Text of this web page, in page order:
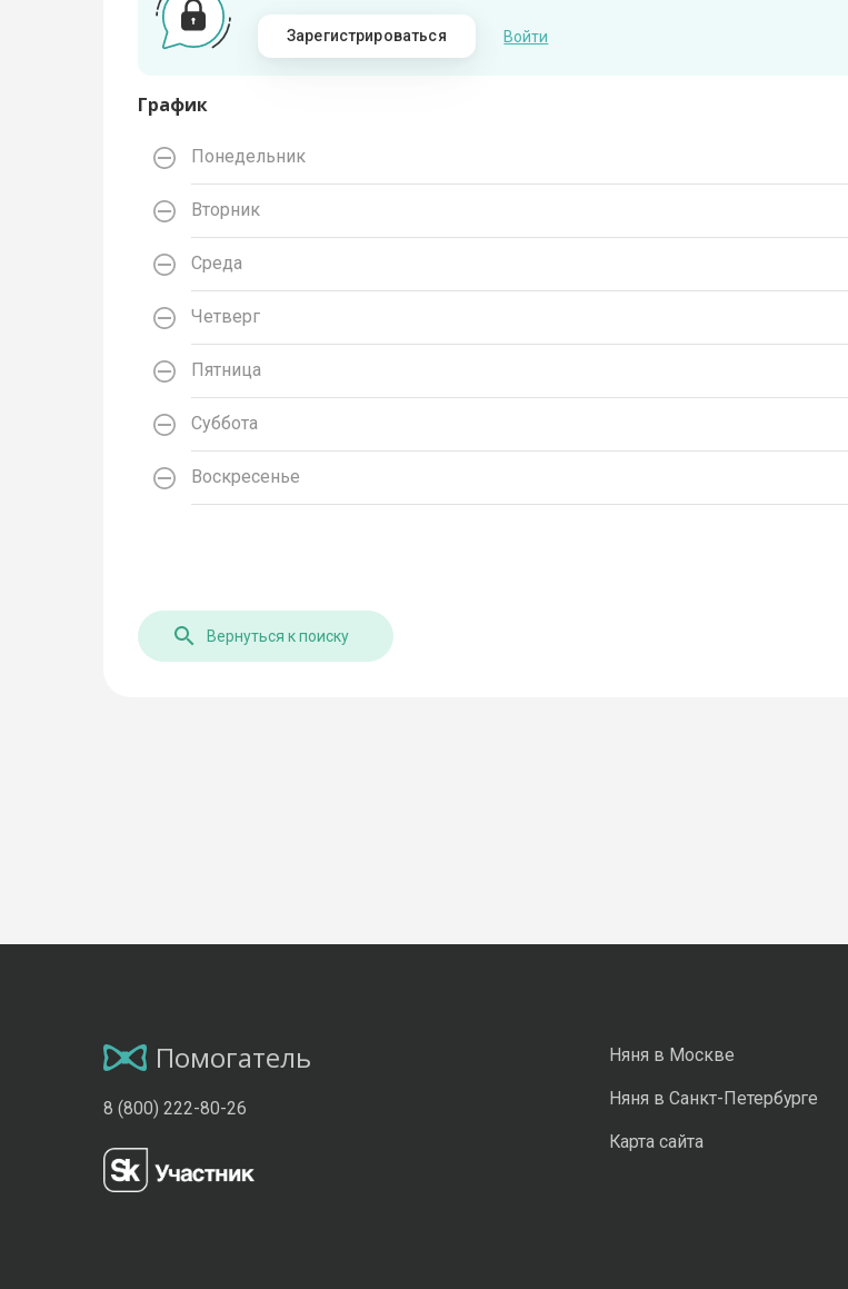
Зарегистрироваться Войти
График
Понедельник
Вторник
Среда
Четверг
Пятница
Суббота
Воскресенье
Вернуться к поиску
Помогатель
8 (800) 222-80-26
Няня в Москве
Няня в Санкт-Петербурге
Карта сайта